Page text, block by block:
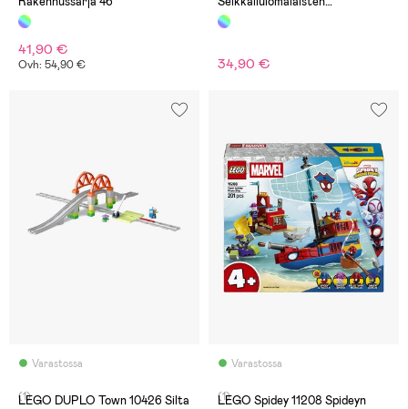
41,90 €
Ovh: 54,90 €
matkailuauto
34,90 €
Varastossa
(1)
LEGO DUPLO Town 10426 Silta
Varastossa
(1)
LEGO Spidey 11208 Spideyn